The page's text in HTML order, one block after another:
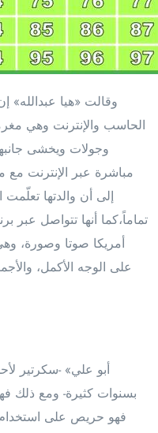
الحاسب والإنترنت وهي
وجولات ويخشى
مباشرة عبر الإنترنت
إلى أن والدتها
تماماً،كما أنها تتواصل
أمريكا صوتا وصورة،
على الوجه الأكمل،
بسنوات كثيرة- ومع ذلك
فهو حريص على